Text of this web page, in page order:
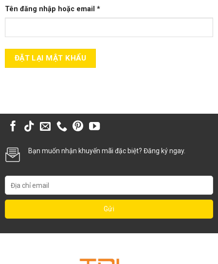
Tên đăng nhập hoặc email *Bắt
buộc
ĐẶT LẠI MẬT KHẨU
Bạn muốn nhận khuyến mãi đặc biệt? Đăng ký ngay.